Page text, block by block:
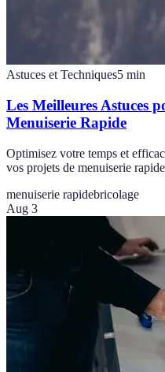
Astuces et Techniques5 min
Les Meilleures Astuces
Menuiserie Rapide
Optimisez votre temps et
vos projets de menuiserie
menuiserie rapidebricolage
Aug 3